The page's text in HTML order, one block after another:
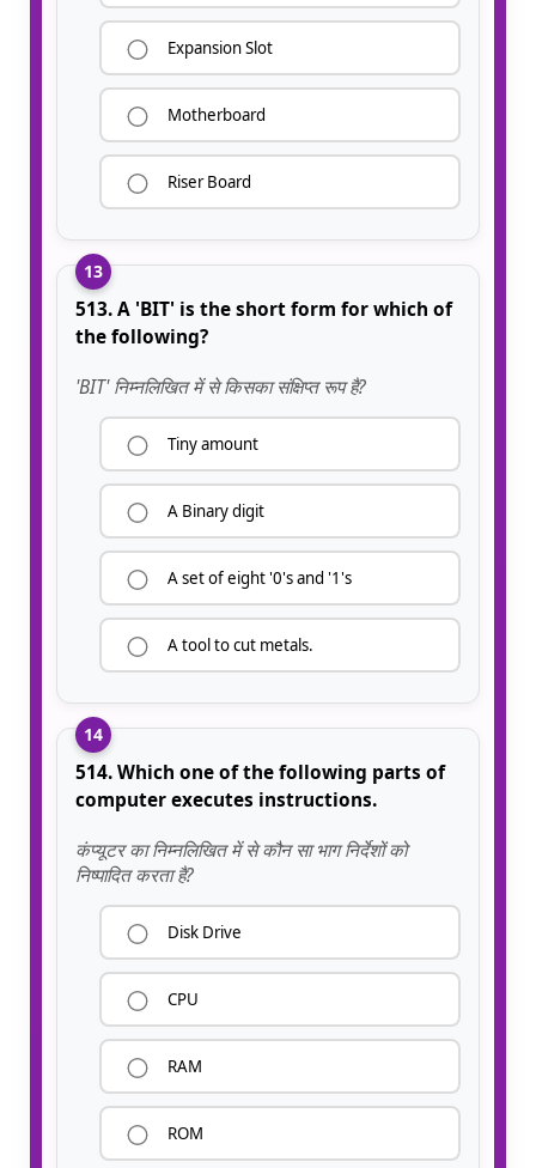
Expansion Slot
Motherboard
Riser Board
13
513. A 'BIT' is the short form for which of
the following?
'BIT' निम्नलिखित में से किसका संक्षिप्त रूप है?
Tiny amount
A Binary digit
A set of eight '0's and '1's
A tool to cut metals.
14
514. Which one of the following parts of
computer executes instructions.
कंप्यूटर का निम्नलिखित में से कौन सा भाग निर्देशों को
निष्पादित करता है?
Disk Drive
CPU
RAM
ROM